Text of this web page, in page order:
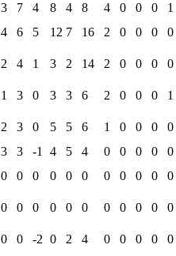
3 7 4 8 4 8 4 0 0 0
1
4 6 5 12 7 16 2 0 0 0
0
2 4 1 3 2 14 2 0 0 0
0
1 3 0 3 3 6 2 0 0 0
1
2 3 0 5 5 6 1 0 0 0
0
3 3 -1 4 5 4 0 0 0 0
0
0 0 0 0 0 0 0 0 0 0
0
0 0 0 0 0 0 0 0 0 0
0
0 0 -2 0 2 4 0 0 0 0
0